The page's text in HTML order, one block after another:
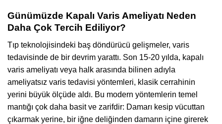
Günümüzde Kapalı Varis Ameliyatı Neden
Daha Çok Tercih Ediliyor?
Tıp teknolojisindeki baş döndürücü gelişmeler, varis
tedavisinde de bir devrim yarattı. Son 15-20 yılda, kapalı
varis ameliyatı veya halk arasında bilinen adıyla
ameliyatsız varis tedavisi yöntemleri, klasik cerrahinin
yerini büyük ölçüde aldı. Bu modern yöntemlerin temel
mantığı çok daha basit ve zarifdir: Damarı kesip vücuttan
çıkarmak yerine, bir iğne deliğinden damarın içine girerek